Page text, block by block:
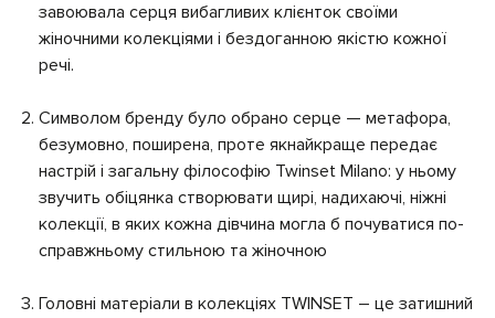
завоювала серця вибагливих клієнток своїми
жіночними колекціями і бездоганною якістю кожної
речі.
Символом бренду було обрано серце — метафора,
безумовно, поширена, проте якнайкраще передає
настрій і загальну філософію Twinset Milano: у ньому
звучить обіцянка створювати щирі, надихаючі, ніжні
колекції, в яких кожна дівчина могла б почуватися по-
справжньому стильною та жіночною
Головні матеріали в колекціях TWINSET – це затишний